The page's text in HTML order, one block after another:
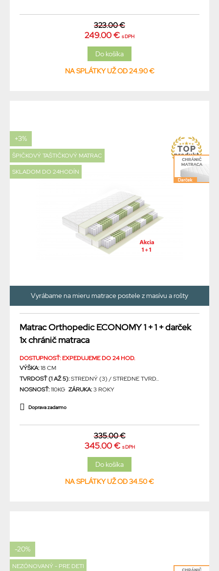
323.00 €
249.00 € s DPH
NA SPLÁTKY UŽ OD 24.90 €
+3%
ŠPIČKOVÝ TAŠTIČKOVÝ MATRAC
SKLADOM DO 24HODÍN
Vyrábame na mieru matrace postele z masívu a rošty
Matrac Orthopedic ECONOMY 1 + 1 + darček
1x chránič matraca
DOSTUPNOSŤ: EXPEDUJEME DO 24 HOD.
VÝŠKA:18 CM
TVRDOSŤ (1 AŽ 5):STREDNÝ (3) / STREDNE TVRD...
NOSNOSŤ:110KG ZÁRUKA:3 ROKY
Doprava zadarmo
335.00 €
345.00 € s DPH
NA SPLÁTKY UŽ OD 34.50 €
-20%
NEZÓNOVANÝ - PRE DETI